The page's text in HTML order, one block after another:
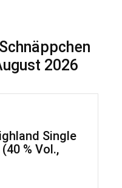
2026
Single
% Vol.,